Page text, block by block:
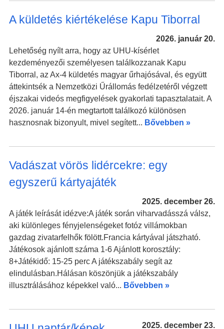
A küldetés kiértékelése Kapu Tiborral
2026. január 20.
Lehetőség nyílt arra, hogy az UHU-kísérlet
kezdeményezői személyesen találkozzanak Kapu
Tiborral, az Ax-4 küldetés magyar űrhajósával, és együtt
áttekintsék a Nemzetközi Űrállomás fedélzetéről végzett
éjszakai videós megfigyelések gyakorlati tapasztalatait. A
2026. január 14-én megtartott találkozó különösen
hasznosnak bizonyult, mivel segített... Bővebben »
Vadászat vörös lidércekre: egy
egyszerű kártyajáték
2025. december 26.
A játék leírását idézve:A játék során viharvadásszá válsz,
aki különleges fényjelenségeket fotóz villámokban
gazdag zivatarfelhők fölött.Francia kártyával játszható.
Játékosok ajánlott száma 1-6 Ajánlott korosztály:
8+Játékidő: 15-25 perc A játékszabály segít az
elindulásban.Hálásan köszönjük a játékszabály
illusztrálásához képekkel való... Bővebben »
2025. december 23.